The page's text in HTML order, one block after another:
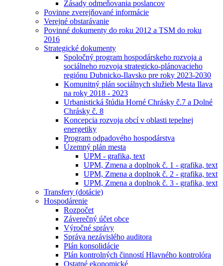
Zásady odmeňovania poslancov
Povinne zverejňované informácie
Verejné obstarávanie
Povinné dokumenty do roku 2012 a TSM do roku
2016
Strategické dokumenty
Spoločný program hospodárskeho rozvoja a
sociálneho rozvoja strategicko-plánovacieho
regiónu Dubnicko-Ilavsko pre roky 2023-2030
Komunitný plán sociálnych služieb Mesta Ilava
na roky 2018 - 2023
Urbanistická štúdia Horné Chrásky č.7 a Dolné
Chrásky č. 8
Koncepcia rozvoja obcí v oblasti tepelnej
energetiky
Program odpadového hospodárstva
Územný plán mesta
UPM - grafika, text
UPM, Zmena a doplnok č. 1 - grafika, text
UPM, Zmena a doplnok č. 2 - grafika, text
UPM, Zmena a doplnok č. 3 - grafika, text
Transfery (dotácie)
Hospodárenie
Rozpočet
Záverečný účet obce
Výročné správy
Správa nezávislého auditora
Plán konsolidácie
Plán kontrolných činností Hlavného kontrolóra
Ostatné ekonomické